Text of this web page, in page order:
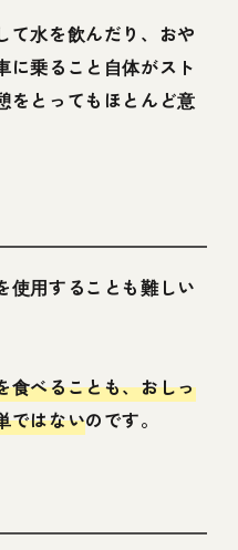
て水を飲んだり、おや
に乗ること自体がスト
をとってもほとんど意
使用することも難しい
食べることも、おしっ
ではないのです。